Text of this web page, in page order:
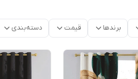
برندها قیمت دسته‌بندی